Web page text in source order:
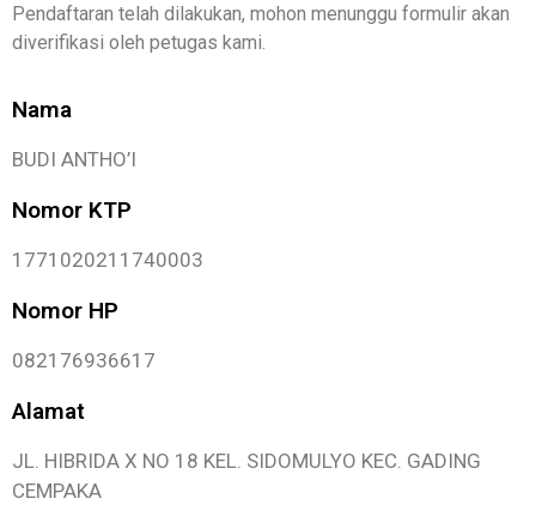
Pendaftaran telah dilakukan, mohon menunggu formulir akan
diverifikasi oleh petugas kami.
Nama
BUDI ANTHO’I
Nomor KTP
1771020211740003
Nomor HP
082176936617
Alamat
JL. HIBRIDA X NO 18 KEL. SIDOMULYO KEC. GADING
CEMPAKA